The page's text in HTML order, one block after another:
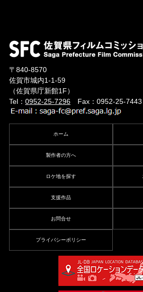
〒840-8570
佐賀市城内1-1-59
（佐賀県庁新館1F）
Tel： 0952-25-7296Fax：0952-25-7443
ホーム
製作者の方へ
ロケ地を探す
支援作品
お問合せ
プライバシーポリシー